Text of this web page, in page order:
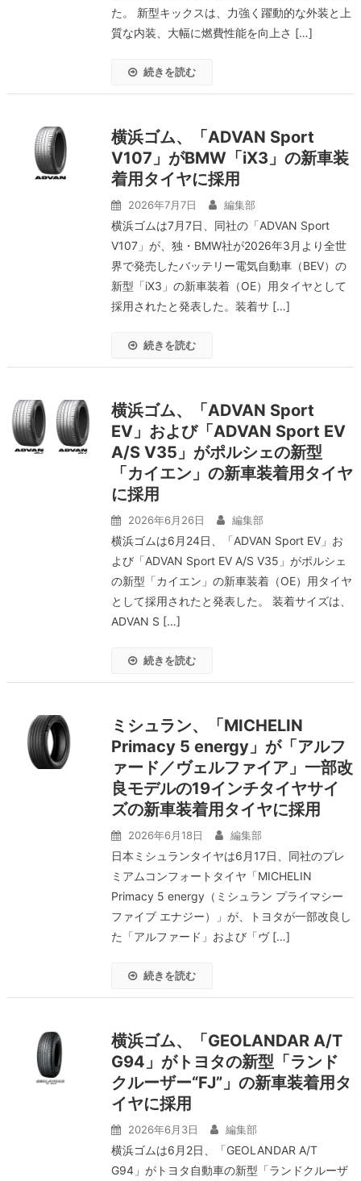
た。 新型キックスは、力強く躍動的な外装と上
質な内装、大幅に燃費性能を向上さ […]
続きを読む
横浜ゴム、「ADVAN Sport
V107」がBMW「iX3」の新車装
着用タイヤに採用
2026年7月7日 編集部
横浜ゴムは7月7日、同社の「ADVAN Sport
V107」が、独・BMW社が2026年3月より全世
界で発売したバッテリー電気自動車（BEV）の
新型「iX3」の新車装着（OE）用タイヤとして
採用されたと発表した。装着サ […]
続きを読む
横浜ゴム、「ADVAN Sport
EV」および「ADVAN Sport EV
A/S V35」がポルシェの新型
「カイエン」の新車装着用タイヤ
に採用
2026年6月26日 編集部
横浜ゴムは6月24日、「ADVAN Sport EV」お
よび「ADVAN Sport EV A/S V35」がポルシェ
の新型「カイエン」の新車装着（OE）用タイヤ
として採用されたと発表した。 装着サイズは、
ADVAN S […]
続きを読む
ミシュラン、「MICHELIN
Primacy 5 energy」が「アルフ
ァード／ヴェルファイア」一部改
良モデルの19インチタイヤサイ
ズの新車装着用タイヤに採用
2026年6月18日 編集部
日本ミシュランタイヤは6月17日、同社のプレ
ミアムコンフォートタイヤ「MICHELIN
Primacy 5 energy（ミシュラン プライマシー
ファイブ エナジー）」が、トヨタが一部改良し
た「アルファード」および「ヴ […]
続きを読む
横浜ゴム、「GEOLANDAR A/T
G94」がトヨタの新型「ランド
クルーザー“FJ”」の新車装着用タ
イヤに採用
2026年6月3日 編集部
横浜ゴムは6月2日、「GEOLANDAR A/T
G94」がトヨタ自動車の新型「ランドクルーザ